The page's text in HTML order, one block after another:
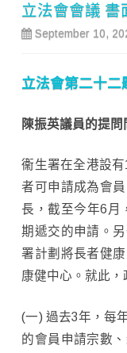
立法會會議 書
September 10,
立法會第二十二
陳振英議員的提問
衞生署在全港設
者可申請成為會
長，截至今年6月
期遞交的申請。
署計劃將長者健
康健中心。就此，
(一) 過去3年，每
的會員申請宗數